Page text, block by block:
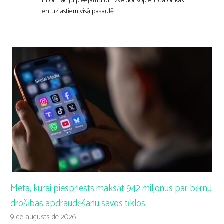
entuziastiem visā pasaulē.
Meta, kurai piespriests maksāt 942 miljonus par bērnu
drošības apdraudēšanu savos tīklos
9 de augusts de 2026